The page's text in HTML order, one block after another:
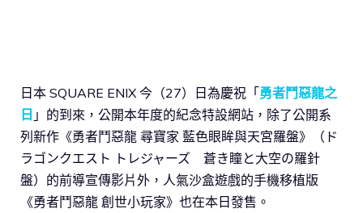
日本 SQUARE ENIX 今（27）日為慶祝「勇者鬥惡龍之
日 」的到來，公開本年度的紀念特設網站，除了公開系
列新作《勇者鬥惡龍 尋寶家 藍色眼眸與天宮羅盤》（ド
ラゴンクエスト トレジャーズ 蒼き瞳と大空の羅針
盤）的前導宣傳影片外，人氣沙盒遊戲的手機移植版
《勇者鬥惡龍 創世小玩家》也在本日發售。